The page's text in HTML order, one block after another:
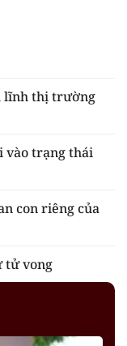
lĩnh thị trường
vào trạng thái
con riêng của
tử vong